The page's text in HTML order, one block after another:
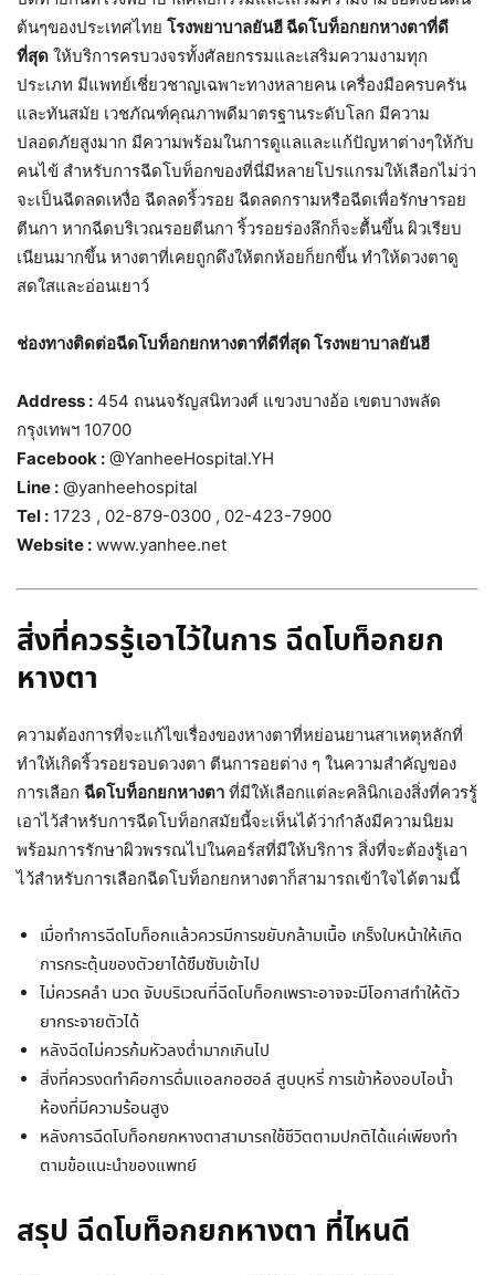
ต้นๆของประเทศไทย โรงพยาบาลยันฮี ฉีดโบท็อกยกหางตาที่ดี
ที่สุด ให้บริการครบวงจรทั้งศัลยกรรมและเสริมความงามทุก
ประเภท มีแพทย์เชี่ยวชาญเฉพาะทางหลายคน เครื่องมือครบครัน
และทันสมัย เวชภัณฑ์คุณภาพดีมาตรฐานระดับโลก มีความ
ปลอดภัยสูงมาก มีความพร้อมในการดูแลและแก้ปัญหาต่างๆให้กับ
คนไข้ สำหรับการฉีดโบท็อกของที่นี่มีหลายโปรแกรมให้เลือกไม่ว่า
จะเป็นฉีดลดเหงื่อ ฉีดลดริ้วรอย ฉีดลดกรามหรือฉีดเพื่อรักษารอย
ตีนกา หากฉีดบริเวณรอยตีนกา ริ้วรอยร่องลึกก็จะตื้นขึ้น ผิวเรียบ
เนียนมากขึ้น หางตาที่เคยถูกดึงให้ตกห้อยก็ยกขึ้น ทำให้ดวงตาดู
สดใสและอ่อนเยาว์
ช่องทางติดต่อฉีดโบท็อกยกหางตาที่ดีที่สุดโรงพยาบาลยันฮี
Address : 454 ถนนจรัญสนิทวงศ์ แขวงบางอ้อ เขตบางพลัด
กรุงเทพฯ 10700
Facebook : @YanheeHospital.YH
Line : @yanheehospital
Tel : 1723 , 02-879-0300 , 02-423-7900
Website : www.yanhee.net
สิ่งที่ควรรู้เอาไว้ในการ ฉีดโบท็อกยก
หางตา
ความต้องการที่จะแก้ไขเรื่องของหางตาที่หย่อนยานสาเหตุหลักที่
ทำให้เกิดริ้วรอยรอบดวงตา ตีนการอยต่าง ๆ ในความสำคัญของ
การเลือก ฉีดโบท็อกยกหางตา ที่มีให้เลือกแต่ละคลินิกเองสิ่งที่ควรรู้
เอาไว้สำหรับการฉีดโบท็อกสมัยนี้จะเห็นได้ว่ากำลังมีความนิยม
พร้อมการรักษาผิวพรรณไปในคอร์สที่มีให้บริการ สิ่งที่จะต้องรู้เอา
ไว้สำหรับการเลือกฉีดโบท็อกยกหางตาก็สามารถเข้าใจได้ตามนี้
เมื่อทำการฉีดโบท็อกแล้วควรมีการขยับกล้ามเนื้อ เกร็งใบหน้าให้เกิด
การกระตุ้นของตัวยาได้ซึมซับเข้าไป
ไม่ควรคลำ นวด จับบริเวณที่ฉีดโบท็อกเพราะอาจจะมีโอกาสทำให้ตัว
ยากระจายตัวได้
หลังฉีดไม่ควรก้มหัวลงต่ำมากเกินไป
สิ่งที่ควรงดทำคือการดื่มแอลกอฮอล์ สูบบุหรี่ การเข้าห้องอบไอน้ำ
ห้องที่มีความร้อนสูง
หลังการฉีดโบท็อกยกหางตาสามารถใช้ชีวิตตามปกติได้แค่เพียงทำ
ตามข้อแนะนำของแพทย์
สรุป ฉีดโบท็อกยกหางตา ที่ไหนดี